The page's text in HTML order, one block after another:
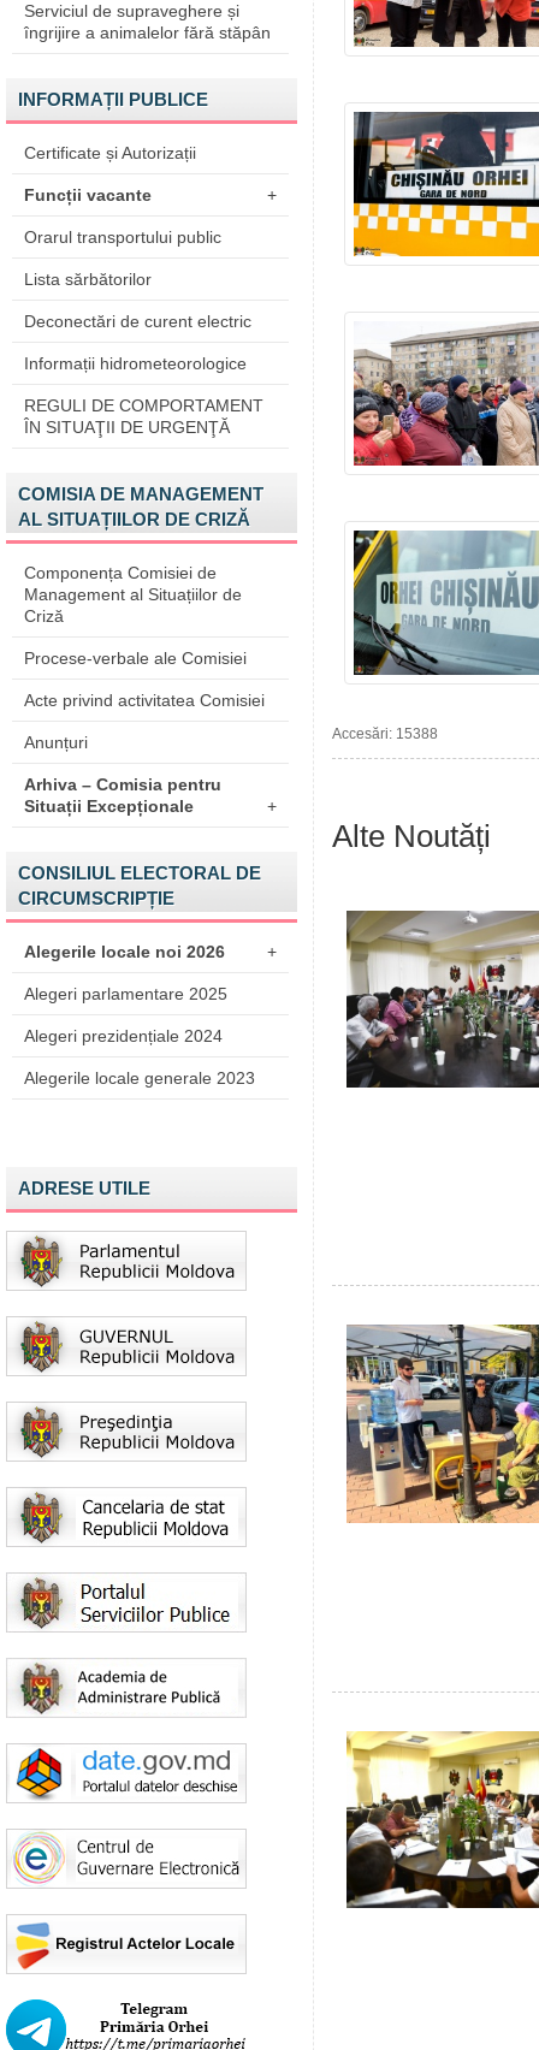
Serviciul de supraveghere și
îngrijire a animalelor fără stăpân
INFORMAȚII PUBLICE
Certificate și Autorizații
Funcții vacante +
Orarul transportului public
Lista sărbătorilor
Deconectări de curent electric
Informații hidrometeorologice
REGULI DE COMPORTAMENT
ÎN SITUAŢII DE URGENŢĂ
COMISIA DE MANAGEMENT
AL SITUAȚIILOR DE CRIZĂ
Componența Comisiei de
Management al Situațiilor de
Criză
Procese-verbale ale Comisiei
Acte privind activitatea Comisiei
Anunțuri
Arhiva – Comisia pentru
Situații Excepționale
+
CONSILIUL ELECTORAL DE
CIRCUMSCRIPȚIE
Alegerile locale noi 2026 +
Alegeri parlamentare 2025
Alegeri prezidențiale 2024
Alegerile locale generale 2023
ADRESE UTILE
Accesări: 15388
Alte Noutăți